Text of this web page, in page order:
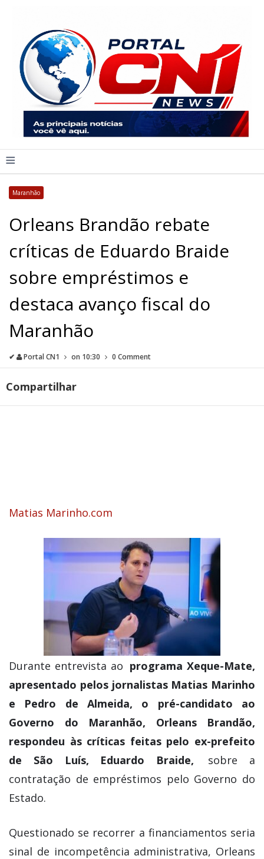
≡
Maranhão
Orleans Brandão rebate
críticas de Eduardo Braide
sobre empréstimos e
destaca avanço fiscal do
Maranhão
✔ Portal CN1 on 10:30 0 Comment
Compartilhar
Matias Marinho.com
Durante entrevista ao programa Xeque-Mate,
apresentado pelos jornalistas Matias Marinho
e Pedro de Almeida, o pré-candidato ao
Governo do Maranhão, Orleans Brandão,
respondeu às críticas feitas pelo ex-prefeito
de São Luís, Eduardo Braide,
sobre a
contratação de empréstimos pelo Governo do
Estado.
Questionado se recorrer a financiamentos seria
sinal de incompetência administrativa, Orleans